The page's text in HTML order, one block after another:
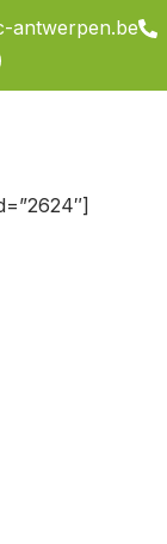
antwerpen.be